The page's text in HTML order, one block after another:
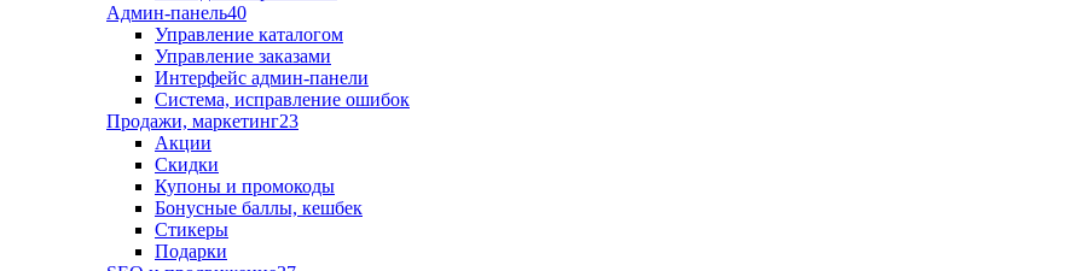
Админ-панель40
Управление каталогом
Управление заказами
Интерфейс админ-панели
Система, исправление ошибок
Продажи, маркетинг23
Акции
Скидки
Купоны и промокоды
Бонусные баллы, кешбек
Стикеры
Подарки